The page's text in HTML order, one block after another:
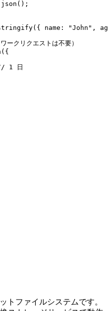
json ();
({ name: "John" ,
クリクエストは不要）
({
1 日
トファイルシステムです。